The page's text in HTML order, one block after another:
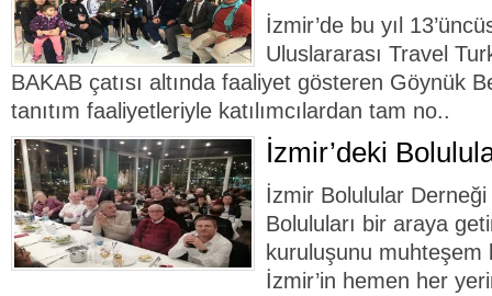
İzmir’de bu yıl
Uluslararası Travel
BAKAB çatısı altında faaliyet gösteren Göynük
tanıtım faaliyetleriyle katılımcılardan tam no..
İzmir’deki
İzmir Bolulular
Boluluları bir araya
kuruluşunu muhteşem
İzmir’in hemen her